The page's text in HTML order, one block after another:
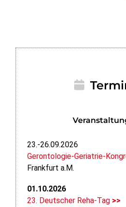
23.-26.09.2026
Gerontologie-Geriatrie-
Frankfurt a.M.
01.10.2026
23. Deutscher Reha-Tag >>